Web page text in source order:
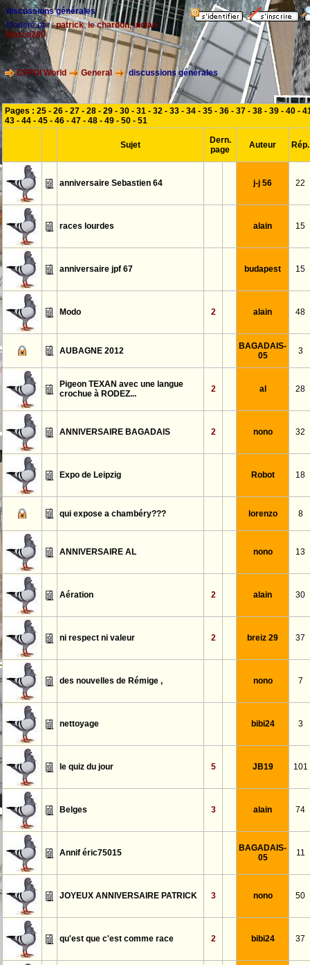
discussions générales
Modéré par :patrick,le chardon,indian,
Marco260
CFPOI World General discussions générales
Pages : 25 - 26 - 27 - 28 - 29 - 30 - 31 - 32 - 33 - 34 - 35 - 36 - 37 - 38 - 39 - 40 -
43 - 44 - 45 - 46 - 47 - 48 - 49 - 50 - 51
Sujet
Dern.
page
Auteur Rép.
anniversaire Sebastien 64 j-j 56 22
races lourdes alain 15
anniversaire jpf 67 budapest 15
Modo 2 alain 48
AUBAGNE 2012
BAGADAIS-
05
3
Pigeon TEXAN avec une langue
crochue à RODEZ...
2 al 28
ANNIVERSAIRE BAGADAIS 2 nono 32
Expo de Leipzig Robot 18
qui expose a chambéry??? lorenzo 8
ANNIVERSAIRE AL nono 13
Aération 2 alain 30
ni respect ni valeur 2 breiz 29 37
des nouvelles de Rémige , nono 7
nettoyage bibi24 3
le quiz du jour 5 JB19 101
Belges 3 alain 74
Annif éric75015
BAGADAIS-
05
11
JOYEUX ANNIVERSAIRE PATRICK 3 nono 50
qu'est que c'est comme race 2 bibi24 37